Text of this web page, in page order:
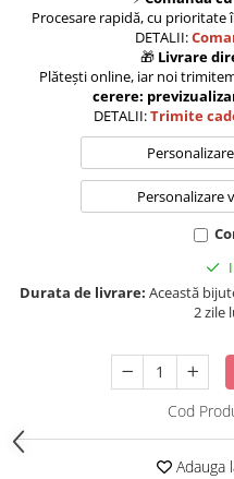
Procesare rapidă, cu
DETALII:
🎁 Livrare
Plătești online, iar noi
cerere:
DETALII:Trimite
Personalizare
Durata de livrare: Această
2 zile
Cod
Adauga